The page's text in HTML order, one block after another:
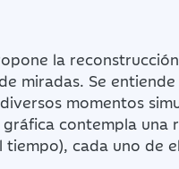
la
miradas. Se
momentos
contempla una
tiempo), cada uno de